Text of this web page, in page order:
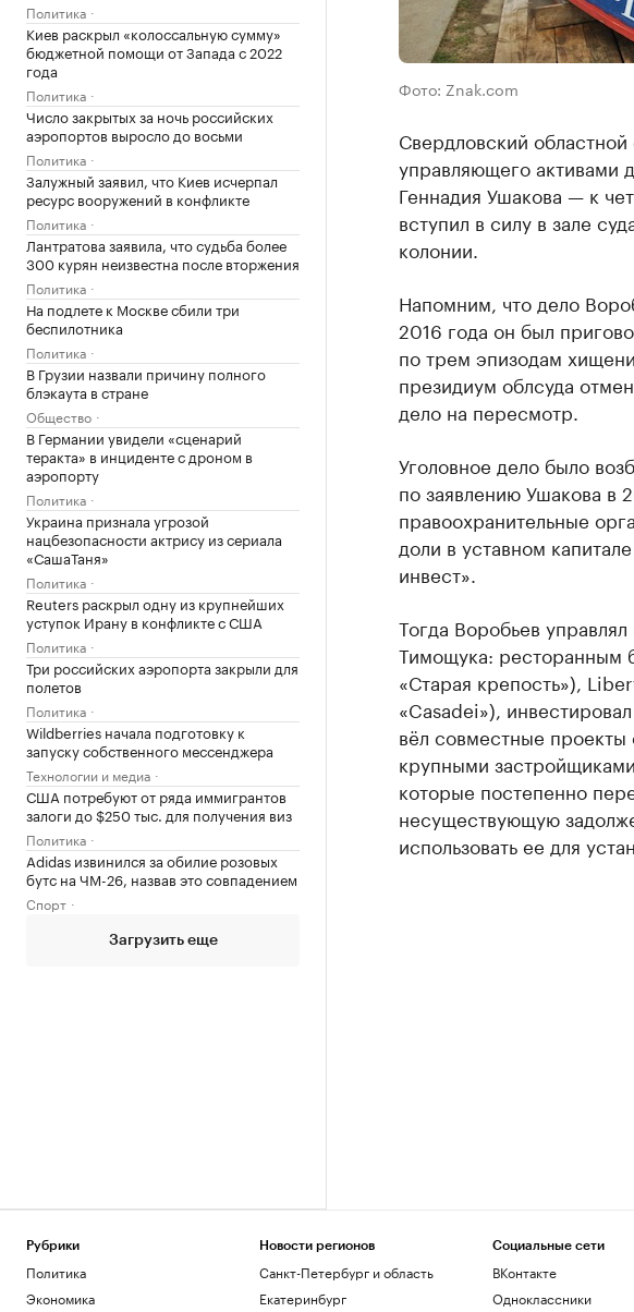
Политика
Киев раскрыл «колоссальную сумму»
бюджетной помощи от Запада с 2022
года
Политика
Число закрытых за ночь российских
аэропортов выросло до восьми
Политика
Залужный заявил, что Киев исчерпал
ресурс вооружений в конфликте
Политика
Лантратова заявила, что судьба более
300 курян неизвестна после вторжения
Политика
На подлете к Москве сбили три
беспилотника
Политика
В Грузии назвали причину полного
блэкаута в стране
Общество
В Германии увидели «сценарий
теракта» в инциденте с дроном в
аэропорту
Политика
Украина признала угрозой
нацбезопасности актрису из сериала
«СашаТаня»
Политика
Reuters раскрыл одну из крупнейших
уступок Ирану в конфликте с США
Политика
Три российских аэропорта закрыли для
полетов
Политика
Wildberries начала подготовку к
запуску собственного мессенджера
Технологии и медиа
США потребуют от ряда иммигрантов
залоги до $250 тыс. для получения виз
Политика
Adidas извинился за обилие розовых
бутс на ЧМ-26, назвав это совпадением
Спорт
Загрузить еще
Фото: Znak.com
Свердловский
управляющего активами
Геннадия Ушакова — к
вступил в силу в зале
колонии.
Напомним, что дело
2016 года он был
по трем эпизодам
президиум облсуда
дело на пересмотр.
Уголовное дело было
по заявлению Ушакова в
правоохранительные
доли в уставном
инвест».
Тогда Воробьев
Тимощука: ресторанным
«Старая крепость»),
«Casadei»),
вёл совместные
крупными
которые постепенно
несуществующую
использовать ее для
Рубрики
Политика
Экономика
Новости регионов
Санкт-Петербург и область
Екатеринбург
Социальные сети
ВКонтакте
Одноклассники